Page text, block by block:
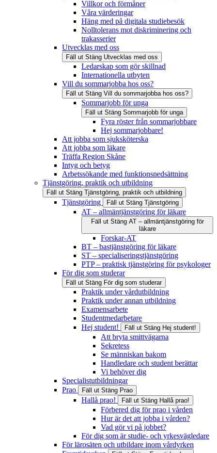
Villkor och förmåner
Våra värderingar
Häng med på digitala studiebesök
Nolltolerans mot diskriminering och
trakasserier
Utvecklas med oss
Fäll ut Stäng Utvecklas med oss
Ledarskap som gör skillnad
Internationella utbyten
Vill du sommarjobba hos oss?
Fäll ut Stäng Vill du sommarjobba hos oss?
Sommarjobb för unga
Fäll ut Stäng Sommarjobb för unga
Fyra röster från sommarjobbare
Hej sommarjobbare!
Att jobba som sjuksköterska
Att jobba som läkare
Träffa Region Skåne
Intyg och betyg
Arbetssökande med funktionsnedsättning
Tjänstgöring, praktik och utbildning
Fäll ut Stäng Tjänstgöring, praktik och utbildning
Tjänstgöring Fäll ut Stäng Tjänstgöring
AT – allmäntjänstgöring för läkare
Fäll ut Stäng AT – allmäntjänstgöring för
läkare
Forskar-AT
BT – bastjänstgöring för läkare
ST – specialiseringstjänstgöring
PTP – praktisk tjänstgöring för psykologer
För dig som studerar
Fäll ut Stäng För dig som studerar
Praktik under vårdutbildning
Praktik under annan utbildning
Examensarbete
Studentmedarbetare
Hej student!
Fäll ut Stäng Hej student!
Att bryta smittvägarna
Sekretess
Se människan bakom
Handledare och student berättar
Vi behöver dig
Specialistutbildningar
Prao
Fäll ut Stäng Prao
Hallå prao! Fäll ut Stäng Hallå prao!
Förbered dig för prao i vården
Hur är det att jobba i vården?
Vad gör vi på jobbet?
För dig som är studie- och yrkesvägledare
För lärosäten och utbildare inom vårdyrken